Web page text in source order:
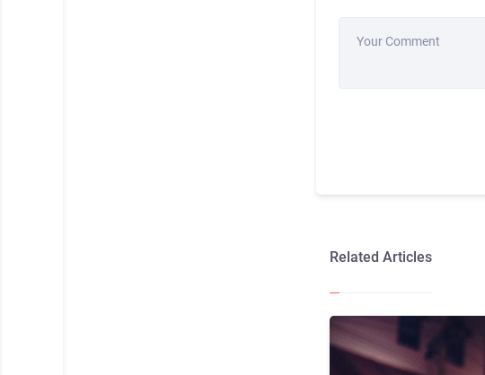
Your Comment
Related Articles